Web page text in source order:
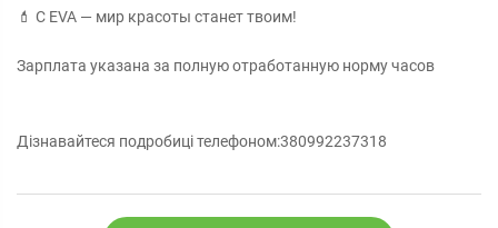
💄 С EVA — мир красоты станет твоим!
Зарплата указана за полную отработанную норму часов
Дізнавайтеся подробиці телефоном:380992237318